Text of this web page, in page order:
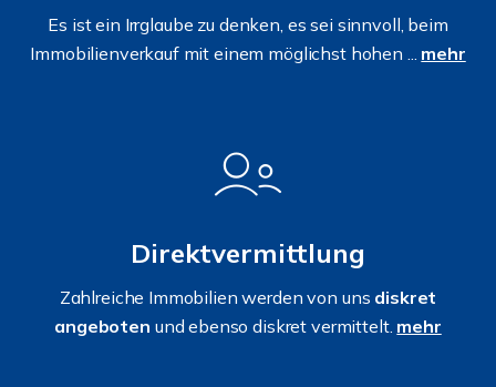
Es ist ein Irrglaube zu denken, es sei sinnvoll, beim
Immobilienverkauf mit einem möglichst hohen ... mehr
Direktvermittlung
Zahlreiche Immobilien werden von uns diskret
angeboten und ebenso diskret vermittelt. mehr